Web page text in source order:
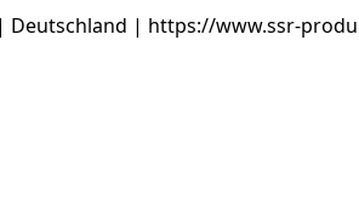
Deutschland | https://www.ssr-